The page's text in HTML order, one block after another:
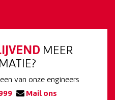
MEER
van onze engineers
Mail ons